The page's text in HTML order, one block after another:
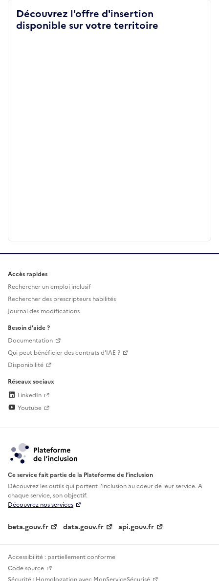
Découvrez l'offre d'insertion
disponible sur votre territoire
Accès rapides
Rechercher un emploi inclusif
Rechercher des prescripteurs habilités
Journal des modifications
Besoin d'aide ?
Documentation
Qui peut bénéficier des contrats d'IAE ?
Disponibilité
Réseaux sociaux
LinkedIn
Youtube
Ce service fait partie de la Plateforme de l’inclusion
Découvrez les outils qui portent l'inclusion aucoeur de leur service. A
chaque service, son objectif.
Découvrez nos services
beta.gouv.fr data.gouv.fr api.gouv.fr
Accessibilité : partiellement conforme
Code source